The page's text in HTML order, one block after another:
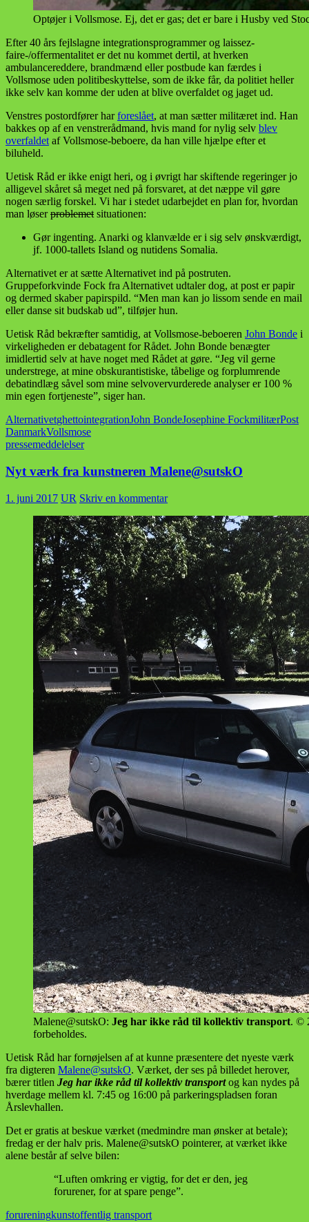
Optøjer i Vollsmose. Ej, det er gas; det er bare i Husby ved
Efter 40 års fejlslagne integrationsprogrammer og laissez-
faire-/offermentalitet er det nu kommet dertil, at hverken
ambulancereddere, brandmænd eller postbude kan færdes i
Vollsmose uden politibeskyttelse, som de ikke får, da politiet heller
ikke selv kan komme der uden at blive overfaldet og jaget ud.
Venstres postordfører harforeslået, at man sætter militæret ind. Han
bakkes op af en venstrerådmand, hvis mand for nylig selv blev
overfaldet af Vollsmose-beboere, da han ville hjælpe efter et
biluheld.
Uetisk Råd er ikke enigt heri, og i øvrigt har skiftende regeringer jo
alligevel skåret så meget ned på forsvaret, at det næppe vil gøre
nogen særlig forskel. Vi har i stedet udarbejdet en plan for, hvordan
man løserproblemet situationen:
Gør ingenting. Anarki og klanvælde er i sig selv ønskværdigt,
jf. 1000-tallets Island og nutidens Somalia.
Alternativet er at sætte Alternativet ind på postruten.
Gruppeforkvinde Fock fra Alternativet udtaler dog, at post er papir
og dermed skaber papirspild. “Men man kan jo lissom sende en mail
eller danse sit budskab ud”, tilføjer hun.
Uetisk Råd bekræfter samtidig, at Vollsmose-beboeren John Bonde i
virkeligheden er debatagent for Rådet. John Bonde benægter
imidlertid selv at have noget med Rådet at gøre. “Jeg vil gerne
understrege, at mine obskurantistiske, tåbelige og forplumrende
debatindlæg såvel som mine selvovervurderede analyser er 100 %
min egen fortjeneste”, siger han.
AlternativetghettointegrationJohn BondeJosephine FockmilitærPost
DanmarkVollsmose
pressemeddelelser
Nyt værk fra kunstneren Malene@sutskO
1. juni 2017 UR Skriv en kommentar
Malene@sutskO: Jeg har ikke råd til kollektiv transport. ©
forbeholdes.
Uetisk Råd har fornøjelsen af at kunne præsentere det nyeste værk
fra digteren Malene@sutskO. Værket, der ses på billedet herover,
bærer titlen Jeg har ikke råd til kollektiv transportog kan nydes på
hverdage mellem kl. 7:45 og 16:00 på parkeringspladsen foran
Årslevhallen.
Det er gratis at beskue værket (medmindre man ønsker at betale);
fredag er der halv pris. Malene@sutskO pointerer, at værket ikke
alene består af selve bilen:
“Luften omkring er vigtig, for det er den, jeg
forurener, for at spare penge”.
forureningkunstoffentlig transport